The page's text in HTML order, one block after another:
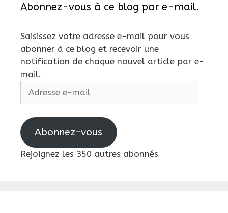
Abonnez-vous à ce blog par e-mail.
Saisissez votre adresse e-mail pour vous
abonner à ce blog et recevoir une
notification de chaque nouvel article par e-
mail.
e-
Abonnez-vous
Rejoignez les 350 autres abonnés